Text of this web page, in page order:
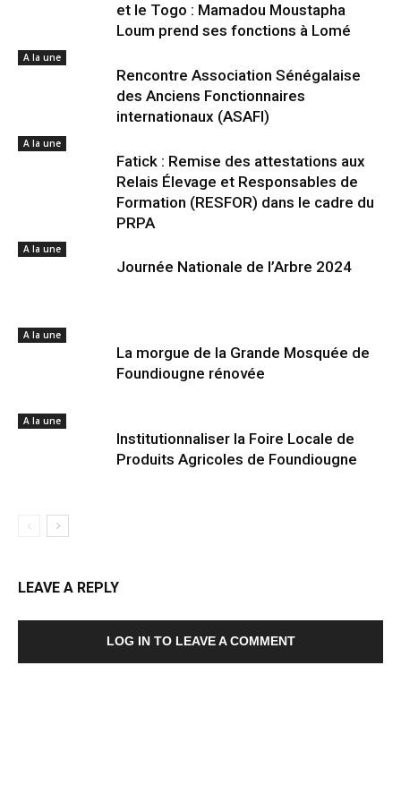
et le Togo : Mamadou Moustapha
Loum prend ses fonctions à Lomé
A la une
Rencontre Association Sénégalaise
des Anciens Fonctionnaires
internationaux (ASAFI)
A la une
Fatick : Remise des attestations aux
Relais Élevage et Responsables de
Formation (RESFOR) dans le cadre du
PRPA
A la une
Journée Nationale de l’Arbre 2024
A la une
La morgue de la Grande Mosquée de
Foundiougne rénovée
A la une
Institutionnaliser la Foire Locale de
Produits Agricoles de Foundiougne
LEAVE A REPLY
LOG IN TO LEAVE A COMMENT